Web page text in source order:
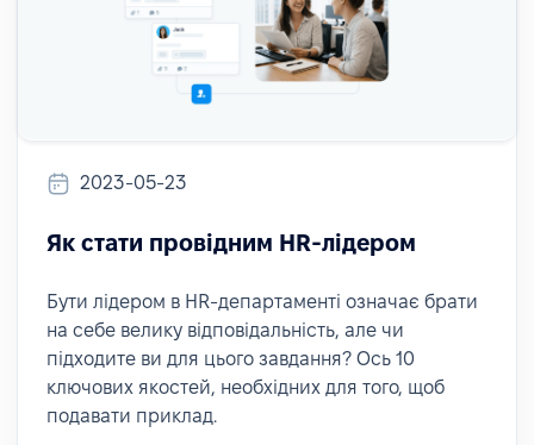
2023-05-23
Як стати провідним HR-лідером
Бути лідером в HR-департаменті означає брати
на себе велику відповідальність, але чи
підходите ви для цього завдання? Ось 10
ключових якостей, необхідних для того, щоб
подавати приклад.